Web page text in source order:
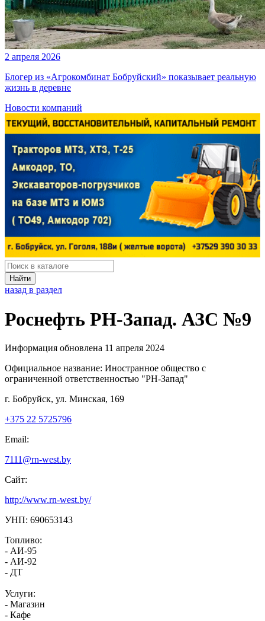
2 апреля 2026
Блогер из «Агрокомбинат Бобруйский» показывает реальную
жизнь в деревне
Новости компаний
Найти
назад в раздел
Роснефть РН-Запад. АЗС №9
Информация обновлена 11 апреля 2024
Официальное название: Иностранное общество с
ограниченной ответственностью "РН-Запад"
г. Бобруйск, ул. Минская, 169
+375 22 5725796
Email:
7111@rn-west.by
Сайт:
http://www.rn-west.by/
УНП: 690653143
Топливо:
- АИ-95
- АИ-92
- ДТ
Услуги:
- Магазин
- Кафе